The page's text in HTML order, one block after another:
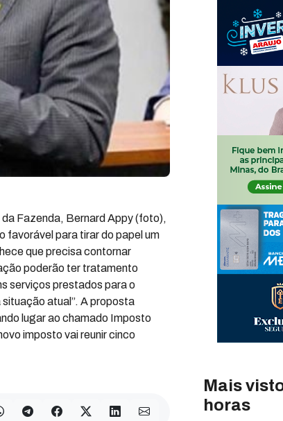
Fazenda, Bernard Appy (foto),
favorável para tirar do papel um
que precisa contornar
poderão ter tratamento
serviços prestados para o
atual”. A proposta
lugar ao chamado Imposto
imposto vai reunir cinco
Mais
horas